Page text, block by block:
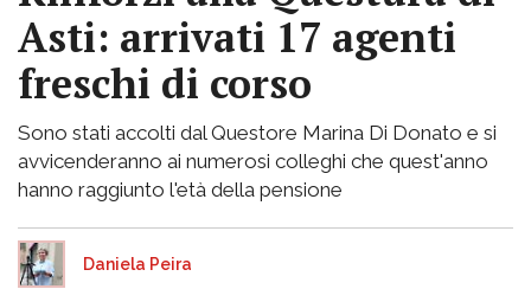
Asti: arrivati 17 agenti
freschi di corso
Sono stati accolti dal Questore Marina Di Donato e si
avvicenderanno ai numerosi colleghi che quest'anno
hanno raggiunto l'età della pensione
Daniela Peira